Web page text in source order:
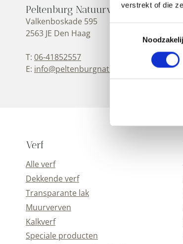
verstrekt of die
Peltenburg Natuurverf
Valkenboskade 595
2563 JE Den Haag
T: 06-41852557
E: info@peltenburgnatuurverf.nl
Verf
Alle verf
Dekkende verf
Transparante lak
Muurverven
Kalkverf
Speciale producten